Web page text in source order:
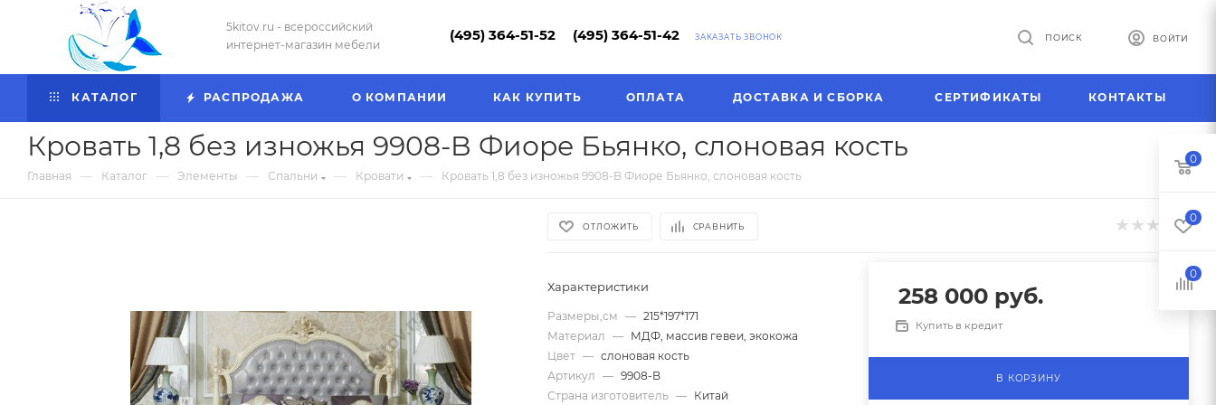
5kitov.ru - всероссийский
интернет-магазин мебели
(495) 364-51-52 (495) 364-51-42 ЗАКАЗАТЬ ЗВОНОК ВОЙТИ
ПОИСК
КАТАЛОГ РАСПРОДАЖА О КОМПАНИИ КАК КУПИТЬ ОПЛАТА ДОСТАВКА И СБОРКА СЕРТИФИКАТЫ КОНТАКТЫ
Кровать 1,8 без изножья 9908-B Фиоре Бьянко, слоновая кость
Главная — Каталог — Элементы — Спальни — Кровати — Кровать 1,8 без изножья 9908-B Фиоре Бьянко, слоновая кость
ОТЛОЖИТЬ СРАВНИТЬ
Характеристики
Размеры,см — 215*197*171
Материал
— МДФ, массив гевеи, экокожа
Цвет — слоновая кость
Артикул
— 9908-B
Страна изготовитель — Китай
258 000руб.
Купить в кредит
В КОРЗИНУ
0
0
0